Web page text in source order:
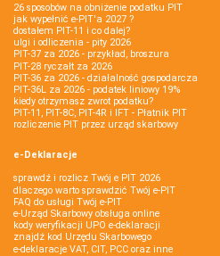
26 sposobów na obniżenie podatku PIT
jak wypełnić e-PIT'a 2027 ?
dostałem PIT-11 i co dalej?
ulgi i odliczenia - pity 2026
PIT-37 za 2026 - przykład, broszura
PIT-28 ryczałt za 2026
PIT-36 za 2026 - działalność gospodarcza
PIT-36L za 2026 - podatek liniowy 19%
kiedy otrzymasz zwrot podatku?
PIT-11, PIT-8C, PIT-4R i IFT - Płatnik PIT
rozliczenie PIT przez urząd skarbowy
e-Deklaracje
sprawdź i rozlicz Twój e PIT 2026
dlaczego warto sprawdzić Twój e-PIT
FAQ do usługi Twój e-PIT
e-Urząd Skarbowy obsługa online
kody weryfikacji UPO e-deklaracji
znajdź kod Urzędu Skarbowego
e-deklaracje VAT, CIT, PCC oraz inne